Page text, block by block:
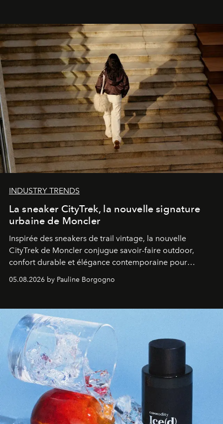
INDUSTRY TRENDS
La sneaker CityTrek, la nouvelle signature
urbaine de Moncler
Inspirée des sneakers de trail vintage, la nouvelle
CityTrek de Moncler conjugue savoir-faire outdoor,
confort durable et élégance contemporaine pour
accompagner les explorations du quotidien.
05.08.2026 by Pauline Borgogno